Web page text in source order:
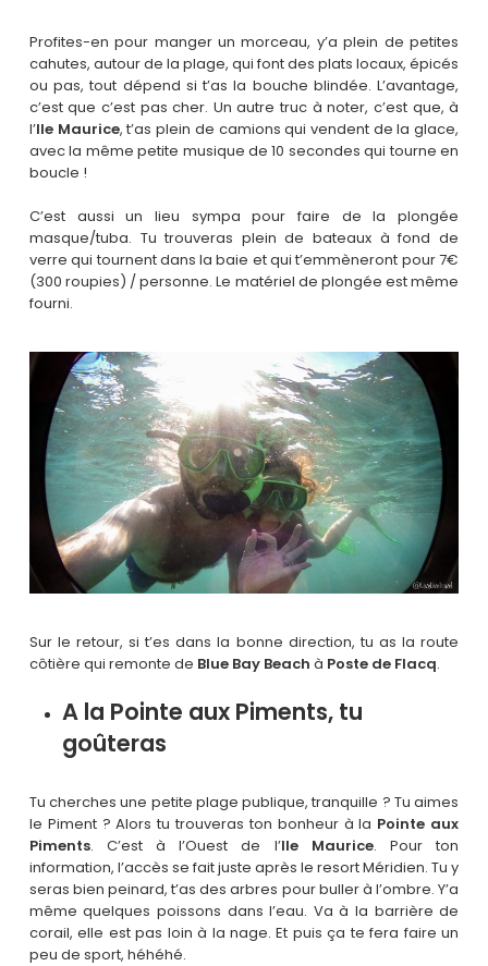
Profites-en pour manger un morceau, y’a plein de petites
cahutes, autour de la plage, qui font des plats locaux, épicés
ou pas, tout dépend si t’as la bouche blindée. L’avantage,
c’est que c’est pas cher. Un autre truc à noter, c’est que, à
l’Ile Maurice, t’as plein de camions qui vendent de la glace,
avec la même petite musique de 10 secondes qui tourne en
boucle !
C’est aussi un lieu sympa pour faire de la plongée
masque/tuba. Tu trouveras plein de bateaux à fond de
verre qui tournent dans la baie et qui t’emmèneront pour 7€
(300 roupies) / personne. Le matériel de plongée est même
fourni.
Sur le retour, si t’es dans la bonne direction, tu as la route
côtière qui remonte de Blue Bay Beach à Poste de Flacq.
A la Pointe aux Piments, tu
goûteras
Tu cherches une petite plage publique, tranquille ? Tu aimes
le Piment ? Alors tu trouveras ton bonheur à la Pointe aux
Piments. C’est à l’Ouest de l’Ile Maurice. Pour ton
information, l’accès se fait juste après le resort Méridien. Tu y
seras bien peinard, t’as des arbres pour buller à l’ombre. Y’a
même quelques poissons dans l’eau. Va à la barrière de
corail, elle est pas loin à la nage. Et puis ça te fera faire un
peu de sport, héhéhé.